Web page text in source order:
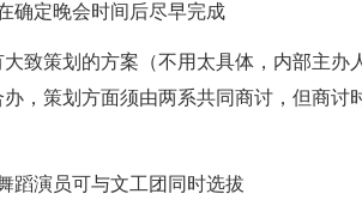
确定晚会时间后尽早完成
致策划的方案（不用太具体，内部主办
，策划方面须由两系共同商讨，但商讨
蹈演员可与文工团同时选拔